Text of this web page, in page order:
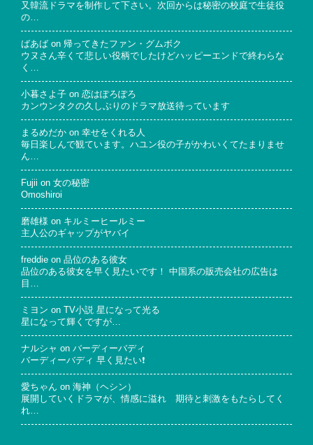
又韓流ドラマを制作して下さい。次回からは秘密の校庭で生徒役
の…
ばあば on 帰ってきたファン・グムボク
ウヌさん辛くて悲しい役柄でしたけどハッピーエンドで終わらな
く…
小暮さよ子 on 恋はぽろぽろ
カンウンタクの久しぶりのドラマ放送待っています
まるめだか on 幸せをくれる人
毎日楽しんで観ています。ハユン役の子がかわいくてたまりませ
ん…
Fujii on 女の秘密
Omoshiroi
磨雄様 on キルミーヒールミー
主人公のギャップがヤバイ
freddie on 品位のある彼女
品位のある彼女を早く見たいです！ 中国系の販売会社の広告は
目…
ミヨン on
TV小説 星になって光る
星になって輝くですが…
ナルシャ on バーディーバディ
バーディーバディ 早く見たい❗
愛ちゃん on 海神（ヘシン）
展開していくドラマが、情感に溢れ 期待と刺激をもたらしてく
れ…